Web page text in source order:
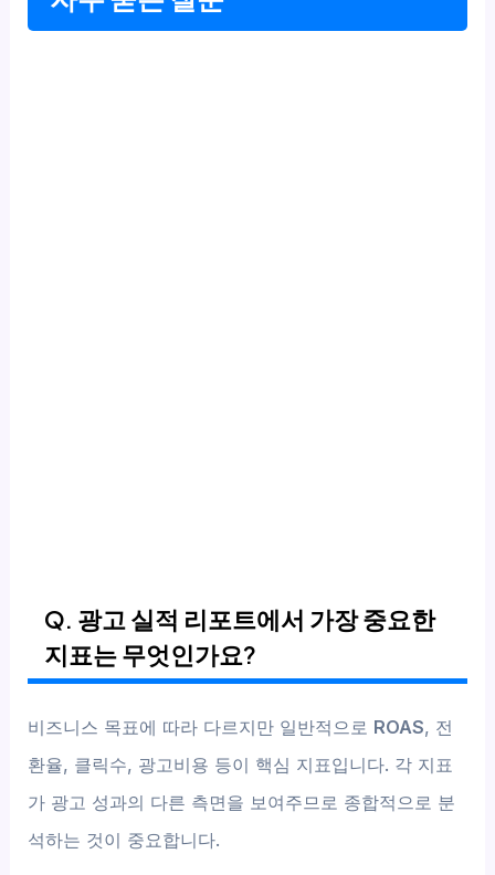
Q. 광고 실적 리포트에서 가장 중요한
지표는 무엇인가요?
비즈니스 목표에 따라 다르지만 일반적으로 ROAS, 전
환율, 클릭수, 광고비용 등이 핵심 지표입니다. 각 지표
가 광고 성과의 다른 측면을 보여주므로 종합적으로 분
석하는 것이 중요합니다.